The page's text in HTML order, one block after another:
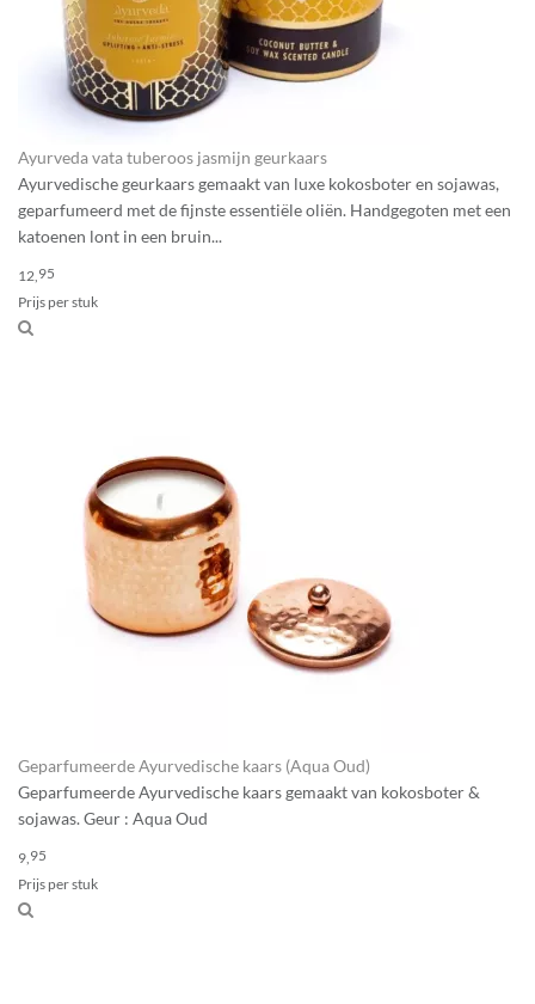
Ayurveda vata tuberoos jasmijn geurkaars
Ayurvedische geurkaars gemaakt van luxe kokosboter en sojawas,
geparfumeerd met de fijnste essentiële oliën. Handgegoten met een
katoenen lont in een bruin...
12, 95
Prijs per stuk
Geparfumeerde Ayurvedische kaars (Aqua Oud)
Geparfumeerde Ayurvedische kaars gemaakt van kokosboter &
sojawas. Geur : Aqua Oud
9, 95
Prijs per stuk